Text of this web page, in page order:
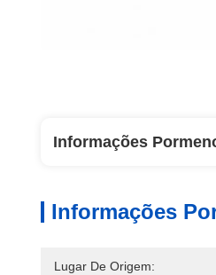
Informações
Informações
Lugar De Origem: